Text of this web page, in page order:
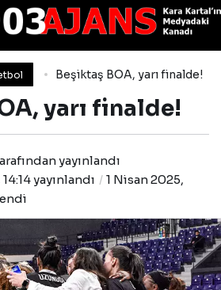
Beşiktaş BOA, yarı finalde!
yarı finalde!
yayınlandı
yayınlandı
1 Nisan 2025,
olay hareket: